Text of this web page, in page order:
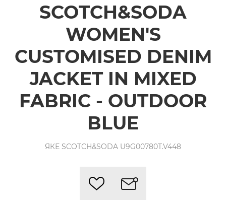
SCOTCH&SODA
WOMEN'S
CUSTOMISED DENIM
JACKET IN MIXED
FABRIC - OUTDOOR
BLUE
ЯКЕ SCOTCH&SODA U9G00780T.V448